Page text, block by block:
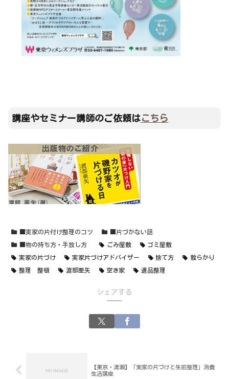
講座やセミナー講師のご依頼はこちら
■実家の片付け整理のコツ ■片づかない話
■物の持ち方・手放し方 ごみ屋敷 ゴミ屋敷
実家の片づけ 実家片づけアドバイザー 捨て方 散らかり
整理 整頓 渡部亜矢 空き家 遺品整理
シェアする
【東京・清瀬】「実家の片づけと生前整理」消費
生活講座